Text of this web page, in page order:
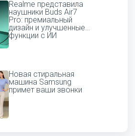
Realme представила
наушники Buds Air7
Pro: премиальный
дизайн и улучшенные
функции с ИИ
Новая стиральная
машина Samsung
примет ваши звонки